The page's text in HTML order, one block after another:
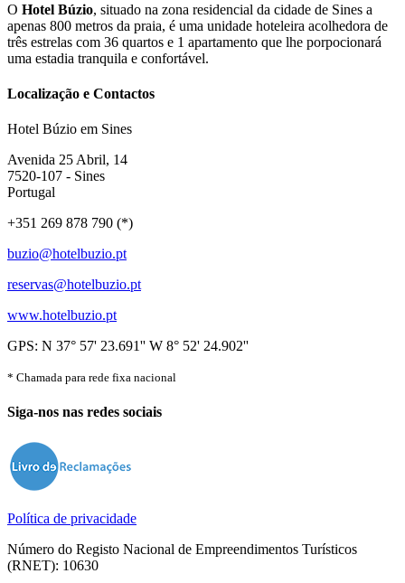
O Hotel Búzio, situado na zona residencial da cidade de Sines a
apenas 800 metros da praia, é uma unidade hoteleira acolhedora de
três estrelas com 36 quartos e 1 apartamento que lhe porpocionará
uma estadia tranquila e confortável.
Localização e Contactos
Hotel Búzio em Sines
Avenida 25 Abril, 14
7520-107 - Sines
Portugal
+351 269 878 790 (*)
buzio@hotelbuzio.pt
reservas@hotelbuzio.pt
www.hotelbuzio.pt
GPS: N 37° 57' 23.691'' W 8° 52' 24.902''
* Chamada para rede fixa nacional
Siga-nos nas redes sociais
Política de privacidade
Número do Registo Nacional de Empreendimentos Turísticos
(RNET): 10630